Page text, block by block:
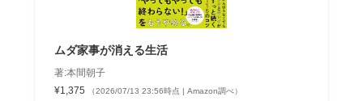
ムダ家事が消える生活
著:本間朝子
¥1,375
（2026/07/13 23:56時点 | Amazon調べ）